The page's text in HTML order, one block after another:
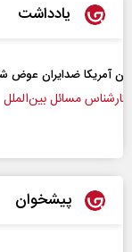
یادداشت
پیشخوان